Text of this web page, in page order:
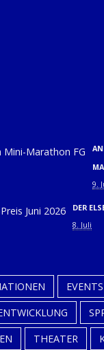
9.
DER
8. Juli
EVENTS
THEATER